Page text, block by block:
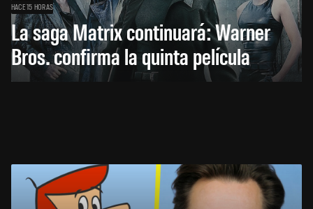
HACE 15 HORAS
La saga Matrix continuará: Warner
Bros. confirma la quinta película